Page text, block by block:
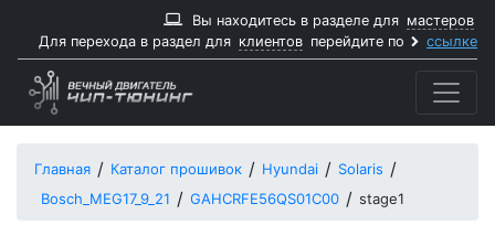
Вы находитесь в разделе для мастеров
Для перехода в раздел для клиентов перейдите по ссылке
Главная Каталог прошивок Hyundai
Solaris
Bosch_MEG17_9_21
GAHCRFE56QS01C00 stage1